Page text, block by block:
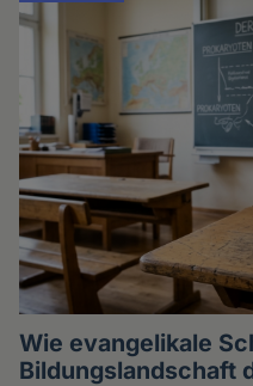
Wie evangelikale
Bildungslandschaft